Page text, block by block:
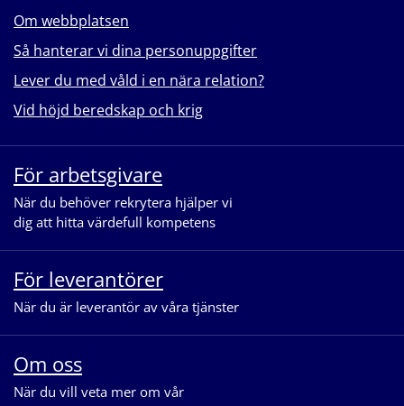
Om webbplatsen
Så hanterar vi dina personuppgifter
Lever du med våld i en nära relation?
Vid höjd beredskap och krig
För arbetsgivare
När du behöver rekrytera hjälper vi
dig att hitta värdefull kompetens
För leverantörer
När du är leverantör av våra tjänster
Om oss
När du vill veta mer om vår